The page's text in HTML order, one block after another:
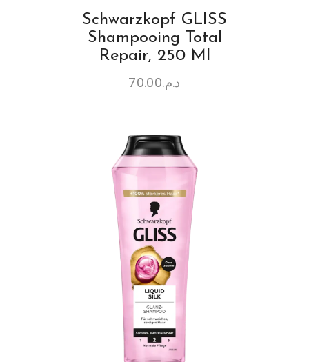
Schwarzkopf GLISS
Shampooing Total
Repair, 250 Ml
د.م.70.00